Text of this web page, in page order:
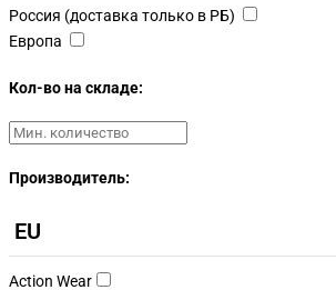
Россия (доставка только в РБ)
Европа
Кол-во на складе:
Производитель:
EU
Action Wear